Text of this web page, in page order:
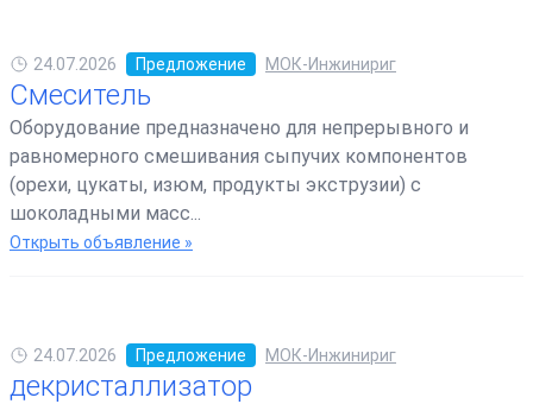
24.07.2026 Предложение МОК-Инжинириг
Смеситель
Оборудование предназначено для непрерывного и
равномерного смешивания сыпучих компонентов
(орехи, цукаты, изюм, продукты экструзии) с
шоколадными масс...
Открыть объявление »
24.07.2026 Предложение МОК-Инжинириг
декристаллизатор